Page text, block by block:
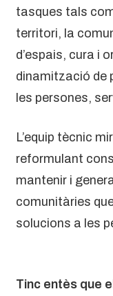
tasques tals
territori, la
d’espais, cura i
dinamització de
les persones,
L’equip tècnic
reformulant
mantenir i
comunitàries
solucions a les
Tinc entès que